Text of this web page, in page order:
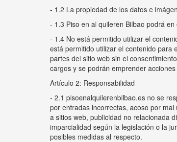
- 1.2 La propiedad de los datos e
- 1.3 Piso en al quileren Bilbao podrá
- 1.4 No está permitido utilizar el
está permitido utilizar el contenido para
partes del sitio web sin el
cargos y se podrán emprender
Artículo 2: Responsabilidad
- 2.1 pisoenalquilerenbilbao.es no se
por entradas incorrectas, acoso por
a sitios web, publicidad no relacionada
imparcialidad según la legislación o la
posibles medidas al respecto.